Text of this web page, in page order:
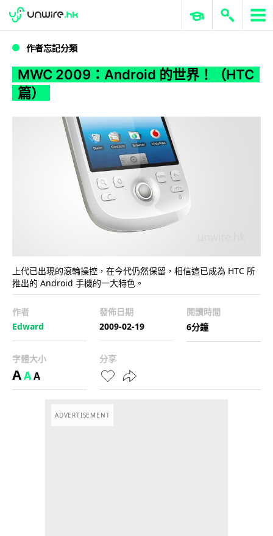
MWC 2009：Android 的世界！（HTC 篇）
WWDC 2026 ERP 與商業 AI
作者忘記分類
MWC 2009：Android 的世界！（HTC
篇）
上代已出現的滾輪操控，在今代仍然保留，相信這已成為 HTC 所
推出的 Android 手機的一大特色。
作者
Edward
發佈日期
2009-02-19
閱讀時間
6分鐘
字體大小
AAA
分享
ADVERTISEMENT